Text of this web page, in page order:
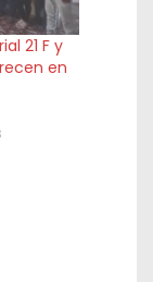
21 F y
en